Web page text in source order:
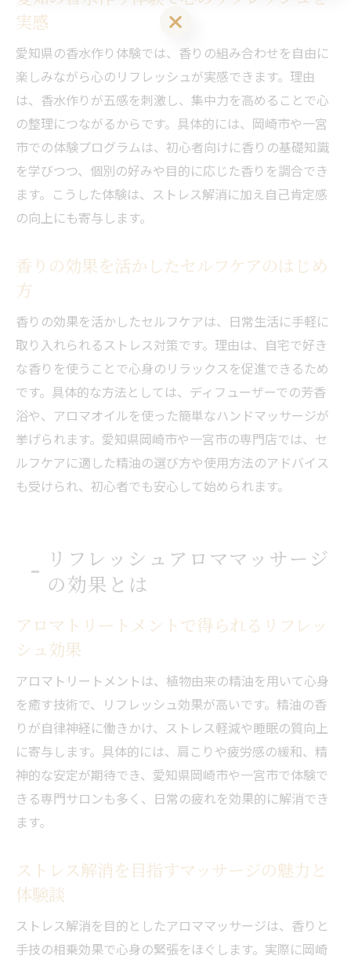
実感
愛知県の香水作り体験では、香りの組み合わせを自由に
楽しみながら心のリフレッシュが実感できます。理由
は、香水作りが五感を刺激し、集中力を高めることで心
の整理につながるからです。具体的には、岡崎市や一宮
市での体験プログラムは、初心者向けに香りの基礎知識
を学びつつ、個別の好みや目的に応じた香りを調合でき
ます。こうした体験は、ストレス解消に加え自己肯定感
の向上にも寄与します。
香りの効果を活かしたセルフケアのはじめ
方
香りの効果を活かしたセルフケアは、日常生活に手軽に
取り入れられるストレス対策です。理由は、自宅で好き
な香りを使うことで心身のリラックスを促進できるため
です。具体的な方法としては、ディフューザーでの芳香
浴や、アロマオイルを使った簡単なハンドマッサージが
挙げられます。愛知県岡崎市や一宮市の専門店では、セ
ルフケアに適した精油の選び方や使用方法のアドバイス
も受けられ、初心者でも安心して始められます。
リフレッシュアロママッサージ
の効果とは
アロマトリートメントで得られるリフレッ
シュ効果
アロマトリートメントは、植物由来の精油を用いて心身
を癒す技術で、リフレッシュ効果が高いです。精油の香
りが自律神経に働きかけ、ストレス軽減や睡眠の質向上
に寄与します。具体的には、肩こりや疲労感の緩和、精
神的な安定が期待でき、愛知県岡崎市や一宮市で体験で
きる専門サロンも多く、日常の疲れを効果的に解消でき
ます。
ストレス解消を目指すマッサージの魅力と
体験談
ストレス解消を目的としたアロママッサージは、香りと
手技の相乗効果で心身の緊張をほぐします。実際に岡崎
LINEお友達登はこちら 初回 500円OFFさせて頂きます！